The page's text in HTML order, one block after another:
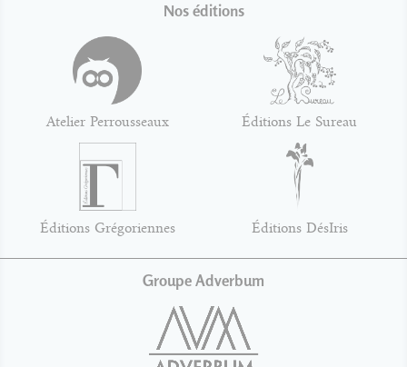
Nos éditions
Atelier Perrousseaux Éditions Le Sureau
Éditions Grégoriennes Éditions DésIris
Groupe Adverbum